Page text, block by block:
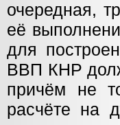
очередная,
её
для
ВВП КНР
причём не
расчёте на